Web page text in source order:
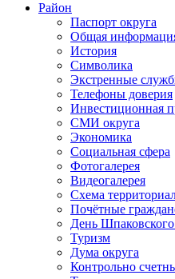
Район
Паспорт округа
Общая
История
Символика
Экстренные
Телефоны доверия
Инвестиционная
СМИ округа
Экономика
Социальная сфера
Фотогалерея
Видеогалерея
Схема
Почётные
День
Туризм
Дума округа
Контрольно